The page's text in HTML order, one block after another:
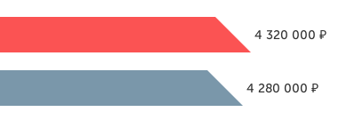
4 320 000₽
4 280 000 ₽